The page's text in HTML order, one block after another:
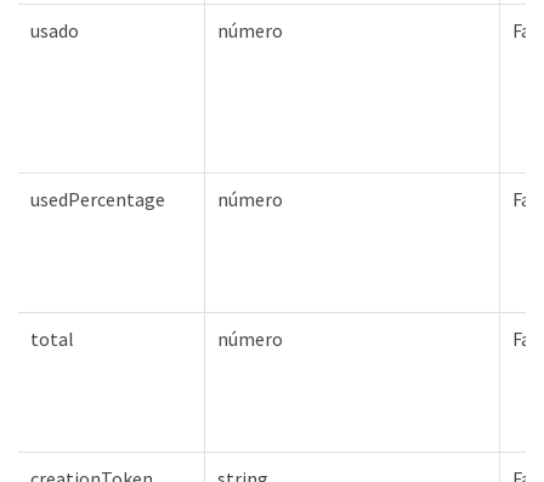
usado número
usedPercentage número
total número